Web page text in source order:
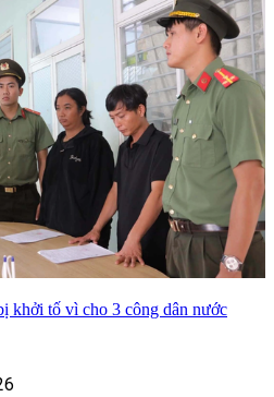
khởi tố vì cho 3 công dân nước